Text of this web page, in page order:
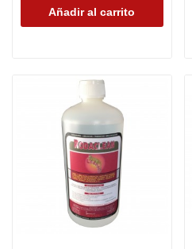
Añadir al carrito